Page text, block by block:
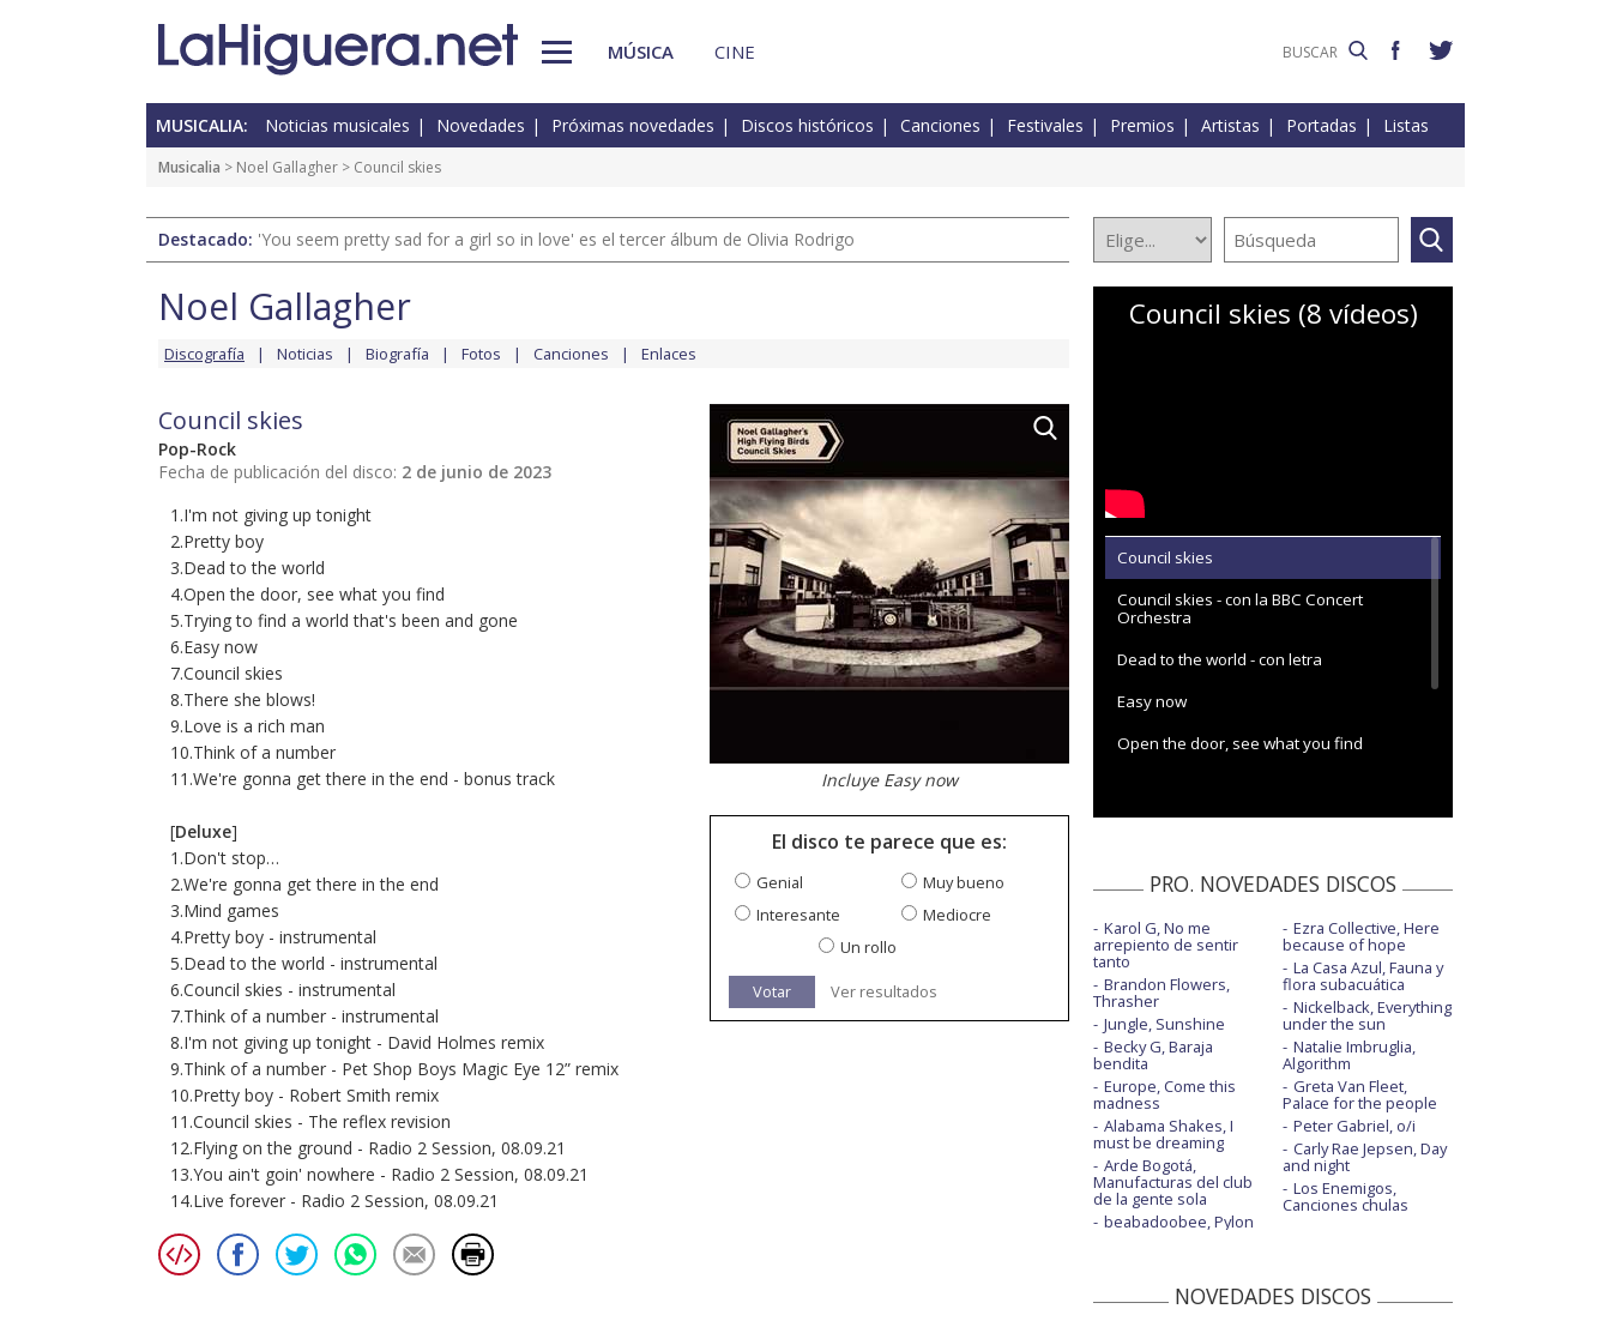
MÚSICA CINE
MUSICALIA: Noticias musicales Novedades Próximas novedades Discos históricos Canciones Festivales Premios Artistas Portadas Listas
Musicalia > Noel Gallagher > Council skies
Destacado: 'You seem pretty sad for a girl so in love' es el tercer álbum de Olivia Rodrigo
Noel Gallagher
Discografía Noticias Biografía Fotos Canciones Enlaces
Council skies
Pop-Rock
Fecha de publicación del disco: 2 de junio de 2023
1.I'm not giving up tonight
2.Pretty boy
3.Dead to the world
4.Open the door, see what you find
5.Trying to find a world that's been and gone
6.Easy now
7.Council skies
8.There she blows!
9.Love is a rich man
10.Think of a number
11.We're gonna get there in the end - bonus track
[Deluxe]
1.Don't stop…
2.We're gonna get there in the end
3.Mind games
4.Pretty boy - instrumental
5.Dead to the world - instrumental
6.Council skies - instrumental
7.Think of a number - instrumental
8.I'm not giving up tonight - David Holmes remix
9.Think of a number - Pet Shop Boys Magic Eye 12” remix
10.Pretty boy - Robert Smith remix
11.Council skies - The reflex revision
12.Flying on the ground - Radio 2 Session, 08.09.21
13.You ain't goin' nowhere - Radio 2 Session, 08.09.21
14.Live forever - Radio 2 Session, 08.09.21
Incluye Easy now
El disco te parece que es:
Genial
Muy bueno
Interesante
Mediocre
Un rollo
Votar Ver resultados
Council skies (8 vídeos)
Council skies
Council skies - con la BBC Concert
Orchestra
Dead to the world - con letra
Easy now
Open the door, see what you find
Pretty boy - Robert Smith Remix | con letra
PRO. NOVEDADES DISCOS
Karol G, No me
arrepiento de sentir
tanto
Brandon Flowers,
Thrasher
Jungle, Sunshine
Becky G, Baraja
bendita
Europe, Come this
madness
Alabama Shakes, I
must be dreaming
Arde Bogotá,
Manufacturas del club
de la gente sola
beabadoobee, Pylon
Ezra Collective, Here
because of hope
La Casa Azul, Fauna y
flora subacuática
Nickelback, Everything
under the sun
Natalie Imbruglia,
Algorithm
Greta Van Fleet,
Palace for the people
Peter Gabriel, o/i
Carly Rae Jepsen, Day
and night
Los Enemigos,
Canciones chulas
NOVEDADES DISCOS